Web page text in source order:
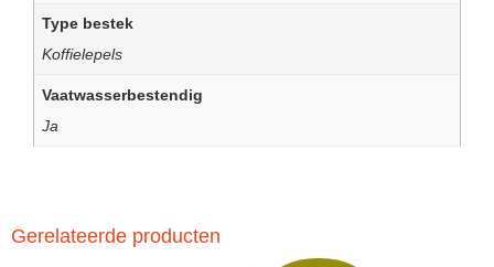
Type bestek
Koffielepels
Vaatwasserbestendig
Ja
Gerelateerde producten